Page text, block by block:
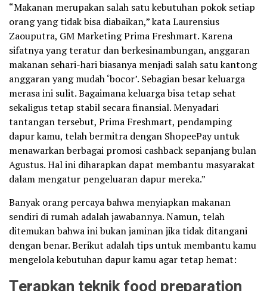
“Makanan merupakan salah satu kebutuhan pokok setiap
orang yang tidak bisa diabaikan,” kata Laurensius
Zaouputra, GM Marketing Prima Freshmart. Karena
sifatnya yang teratur dan berkesinambungan, anggaran
makanan sehari-hari biasanya menjadi salah satu kantong
anggaran yang mudah ‘bocor’. Sebagian besar keluarga
merasa ini sulit. Bagaimana keluarga bisa tetap sehat
sekaligus tetap stabil secara finansial. Menyadari
tantangan tersebut, Prima Freshmart, pendamping
dapur kamu, telah bermitra dengan ShopeePay untuk
menawarkan berbagai promosi cashback sepanjang bulan
Agustus. Hal ini diharapkan dapat membantu masyarakat
dalam mengatur pengeluaran dapur mereka.”
Banyak orang percaya bahwa menyiapkan makanan
sendiri di rumah adalah jawabannya. Namun, telah
ditemukan bahwa ini bukan jaminan jika tidak ditangani
dengan benar. Berikut adalah tips untuk membantu kamu
mengelola kebutuhan dapur kamu agar tetap hemat: